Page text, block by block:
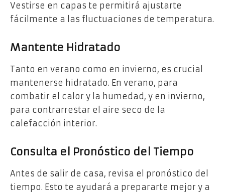
Vestirse en capas te permitirá ajustarte
fácilmente a las fluctuaciones de temperatura.
Mantente Hidratado
Tanto en verano como en invierno, es crucial
mantenerse hidratado. En verano, para
combatir el calor y la humedad, y en invierno,
para contrarrestar el aire seco de la
calefacción interior.
Consulta el Pronóstico del Tiempo
Antes de salir de casa, revisa el pronóstico del
tiempo. Esto te ayudará a prepararte mejor y a